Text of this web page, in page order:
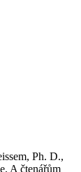
Ph. D.,
A čtenářům